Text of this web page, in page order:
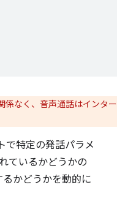
係なく、音声通話はインター
で特定の発話パラメ
ているかどうかの
かどうかを動的に